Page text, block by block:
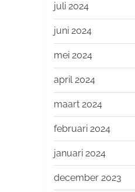
juli 2024
juni 2024
mei 2024
april 2024
maart 2024
februari 2024
januari 2024
december 2023